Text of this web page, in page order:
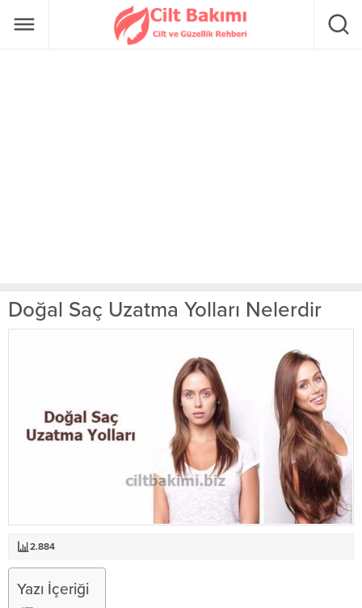
Doğal Saç Uzatma Yolları Nelerdir
2.884
Yazı İçeriği